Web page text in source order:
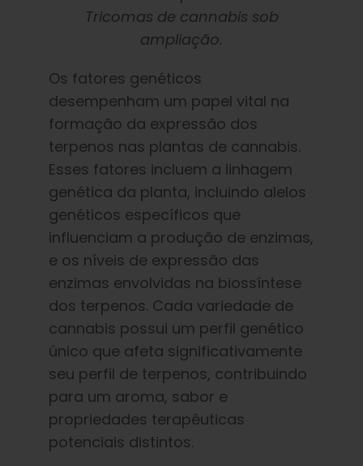
Tricomas de cannabis sob
ampliação.
Os fatores genéticos
desempenham um papel vital na
formação da expressão dos
terpenos nas plantas de cannabis.
Esses fatores incluem a linhagem
genética da planta, incluindo alelos
genéticos específicos que
influenciam a produção de enzimas,
e os níveis de expressão das
enzimas envolvidas na biossíntese
dos terpenos. Cada variedade de
cannabis possui um perfil genético
único que afeta significativamente
seu perfil de terpenos, contribuindo
para um aroma, sabor e
propriedades terapêuticas
potenciais distintos.